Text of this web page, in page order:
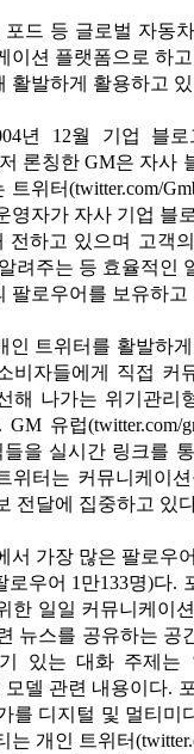
포드 등 글로벌 자동
이션 플랫폼으로 하
활발하게 활용하고
년 12월 기업 블로
론칭한 GM은 자사
트위터(twitter.com/
영자가 자사 기업 블
전하고 있으며 고객
려주는 등 효율적인
팔로우어를 보유하고
인 트위터를 활발하
비자들에게 직접 커
해 나가는 위기관리
. GM 유럽(twitter.com/
을 실시간 링크를
위터는 커뮤니케이
전달에 집중하고 있
서 가장 많은 팔로우
로우어 1만133명)다.
한 일일 커뮤니케이
뉴스를 공유하는 공
있는 대화 주제는
모델 관련 내용이다.
를 디지털 및 멀티미
는 개인 트위터